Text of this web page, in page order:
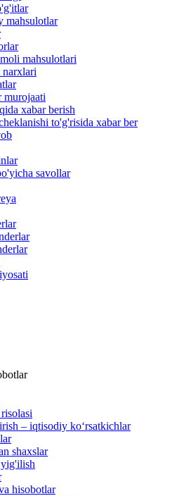
mahsulotlar
mahsulotlari
narxlari
murojaati
xabar berish
to'g'risida xabar ber
savollar
– iqtisodiy ko‘rsatkichlar
shaxslar
hisobotlar